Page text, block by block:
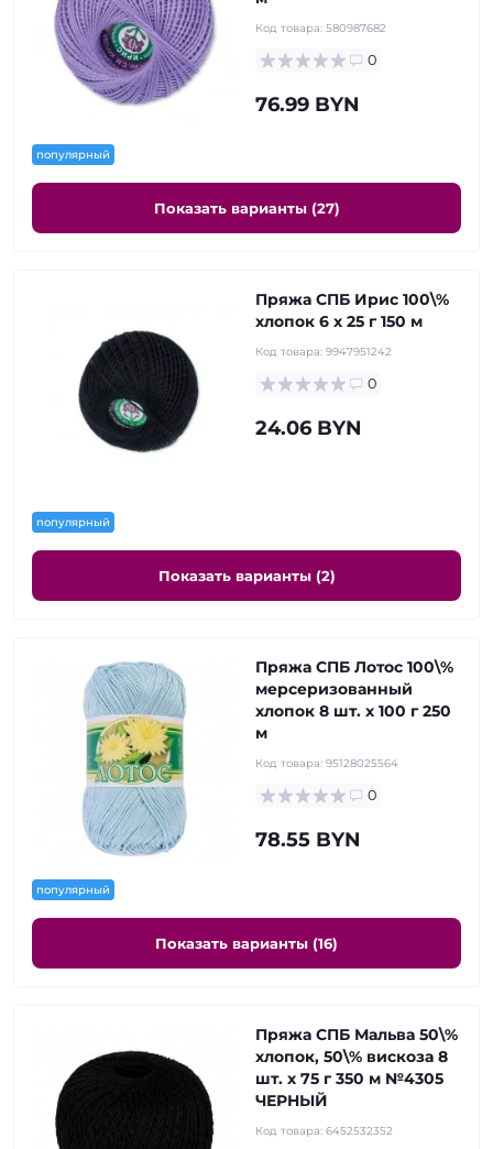
популярный
Код товара: 580987682
0
76.99 BYN
Показать варианты (27)
популярный
Пряжа СПБ Ирис 100\%
хлопок 6 х 25 г 150 м
Код товара: 9947951242
0
24.06 BYN
Показать варианты (2)
популярный
Пряжа СПБ Лотос 100\%
мерсеризованный
хлопок 8 шт. х 100 г 250
м
Код товара: 95128025564
0
78.55 BYN
Показать варианты (16)
Пряжа СПБ Мальва 50\%
хлопок, 50\% вискоза 8
шт. х 75 г 350 м №4305
ЧЕРНЫЙ
Код товара: 6452532352